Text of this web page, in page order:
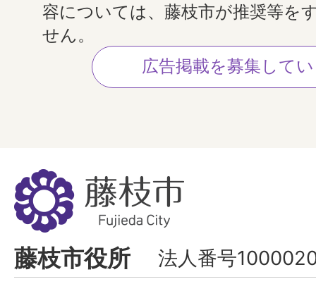
容については、藤枝市が推奨等を
せん。
広告掲載を募集して
藤
枝
市
Fujieda
City
藤枝市役所 法人番号